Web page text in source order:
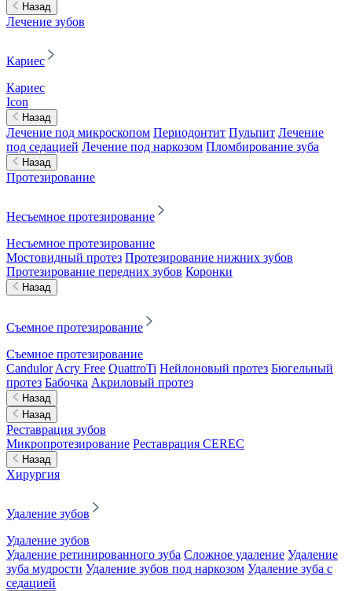
Назад
Лечение зубов
Кариес
Кариес
Icon
Назад
Лечение под микроскопом Периодонтит Пульпит Лечение
под седацией Лечение под наркозом Пломбирование зуба
Назад
Протезирование
Несъемное протезирование
Несъемное протезирование
Мостовидный протез Протезирование нижних зубов
Протезирование передних зубов Коронки
Назад
Съемное протезирование
Съемное протезирование
Candulor Acry Free QuattroTi Нейлоновый протез Бюгельный
протез Бабочка Акриловый протез
Назад
Назад
Реставрация зубов
Микропротезирование Реставрация CEREC
Назад
Хирургия
Удаление зубов
Удаление зубов
Удаление ретинированного зуба Сложное удаление Удаление
зуба мудрости Удаление зубов под наркозом Удаление зуба с
седацией